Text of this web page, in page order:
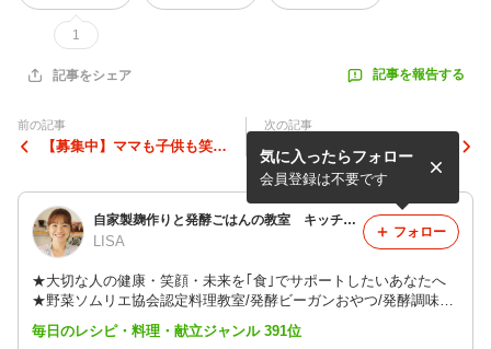
1
記事をシェア 記事を報告する
前の記事
【募集中】ママも子供も笑顔
次の記事
発酵ビーガンおやつ教室レッ
スン4【詳細】
自家製麹作りと発酵ごはんの教室 キッチンサロン ナチュベジライフ 和歌山・大阪・料理教室・発酵料理・対面・オンライン
LISA
★大切な人の健康・笑顔・未来を｢食｣でサポートしたいあなたへ
★野菜ソムリエ協会認定料理教室/発酵ビーガンおやつ/発酵調味料
作り/甘酒作り/コンブチャ/スポーツ栄養/家庭料理/ボディメイク/味
噌作り/講師養成等随時開催【オーガニック商品販売・フードコー
気に入ったらフォロー
会員登録は不要です
フォロー
毎日のレシピ・料理・献立ジャンル 391位